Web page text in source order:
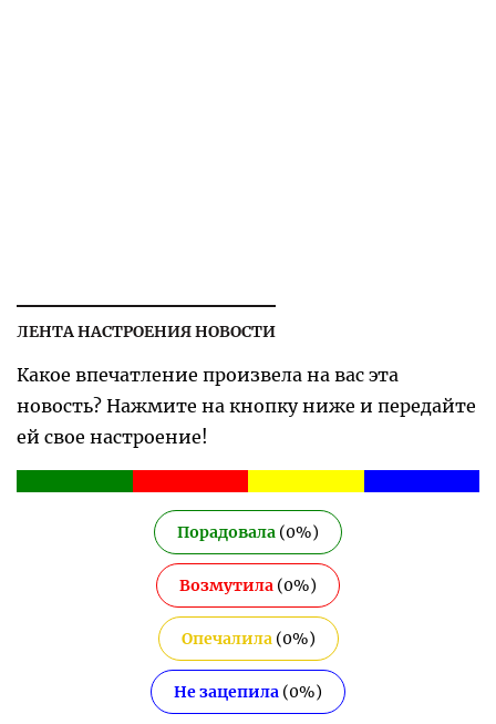
ЛЕНТА НАСТРОЕНИЯ НОВОСТИ
Какое впечатление произвела на вас эта
новость? Нажмите на кнопку ниже и передайте
ей свое настроение!
Порадовала (0%)
Возмутила (0%)
Опечалила (0%)
Не зацепила (0%)